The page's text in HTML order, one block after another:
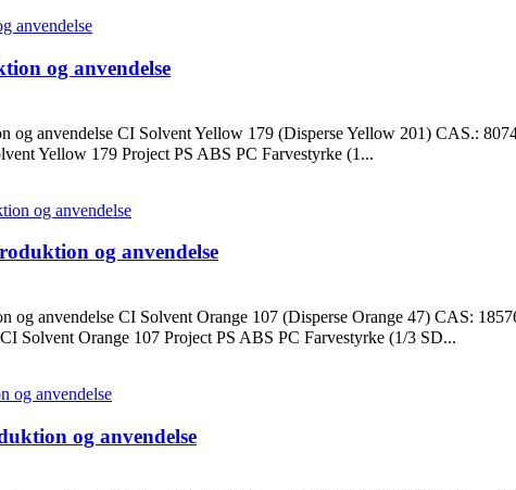
og anvendelse
anvendelse CI Solvent Yellow 179 (Disperse Yellow 201) CAS.:
Yellow 179 Project PS ABS PC Farvestyrke (1...
og anvendelse
anvendelse CI Solvent Orange 107 (Disperse Orange 47) CAS:
Solvent Orange 107 Project PS ABS PC Farvestyrke (1/3 SD...
og anvendelse